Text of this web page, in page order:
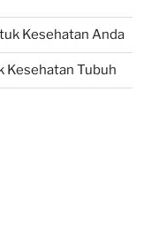
Kesehatan Anda
Kesehatan Tubuh